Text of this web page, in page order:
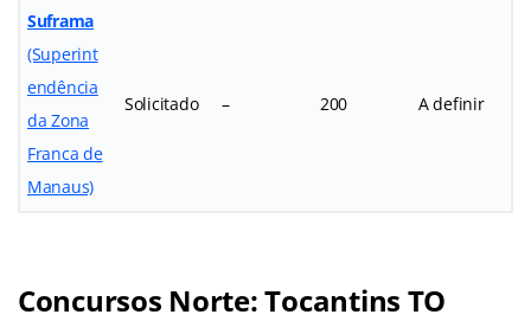
Suframa
(Superint
endência
da Zona
Franca de
Manaus)
Solicitado – 200 A definir
Concursos Norte: Tocantins TO